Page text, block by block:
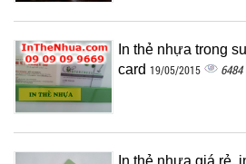
In thẻ nhựa trong
card 19/05/2015 6484
In thẻ nhựa giá rẻ,